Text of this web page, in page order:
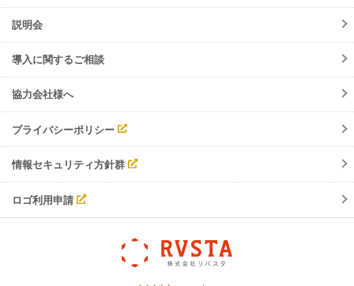
説明会
導入に関するご相談
協力会社様へ
プライバシーポリシー
情報セキュリティ方針群
ロゴ利用申請